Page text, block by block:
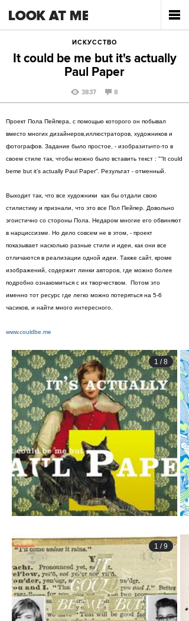
ИСКУССТВО
It could be me but it's actually
Paul Paper
3837 8
Проект Пола Пейпера, с помощью которого он побывал
вместо многих дизайнеров,иллюстраторов, художников и
фотографов. Задание было простое, - изобразитьчто-то в
своем стиле так, чтобы можно было вставить текст : "“It could
beme but it’s actually Paul Paper”. Результат - отменный.
Выходит так, что все художники как бы отдали свою
стилистику и признали, что это все Пол Пейпер. Довольно
эгоистично со стороны Пола. Недаром многие его обвиняют
в нарциссизме. Но дело совсем не в этом, - проект
показывает насколько разные стили и идеи, как они все
отличаются в реализации одной идеи. Также сайт, кроме
изображений, содержит линки авторов, где можно более
подробно ознакомиться с их творчеством. Потом это
именно тот ресурс где легко можно потеряться на 5-6
часиков, и найти много интересного.
www.couldbe.me
1 /8
1 /9